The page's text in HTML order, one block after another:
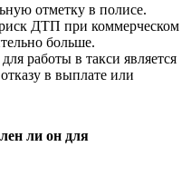
отметку в полисе.
ДТП при коммерческом
больше.
работы в такси является
в выплате или
ли он для